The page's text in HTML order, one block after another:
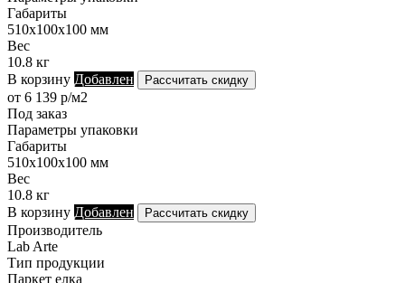
Габариты
510х100х100 мм
Вес
10.8 кг
В корзину Добавлен Рассчитать скидку
от 6 139 р/м2
Под заказ
Параметры упаковки
Габариты
510х100х100 мм
Вес
10.8 кг
В корзину Добавлен Рассчитать скидку
Производитель
Lab Arte
Тип продукции
Паркет елка